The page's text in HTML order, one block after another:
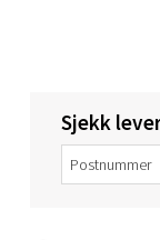
Sjekk